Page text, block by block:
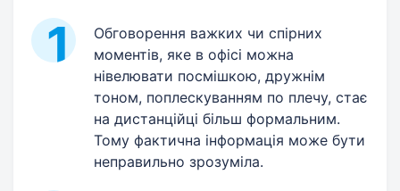
Обговорення важких чи спірних
моментів, яке в офісі можна
нівелювати посмішкою, дружнім
тоном, поплескуванням по плечу, стає
на дистанційці більш формальним.
Тому фактична інформація може бути
неправильно зрозуміла.